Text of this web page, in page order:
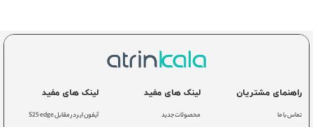
راهنمای مشتریان
تماس با ما
لینک های مفید
محصولات جدید
لینک های مفید
آیفون ایر در مقابل S25 edge